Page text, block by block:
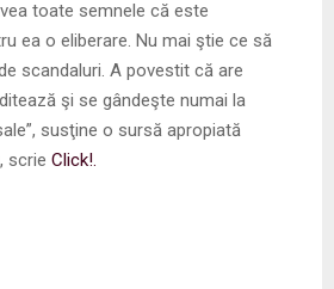
toate semnele că este
ea o eliberare. Nu mai ştie ce să
scandaluri. A povestit că are
şi se gândeşte numai la
susţine o sursă apropiată
scrie Click!.